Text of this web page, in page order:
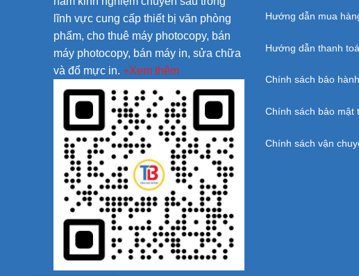
lĩnh vực cung cấp thiết bị văn phòng
phẩm, cho thuê máy photocopy, bán
máy photocopy, bán máy in, sửa chữa
và đổ mực in. +Xem thêm
Hướng dẫn mua
Hướng dẫn thanh
Chính sách bảo hành
Chính sách bảo mật
Chính sách vận